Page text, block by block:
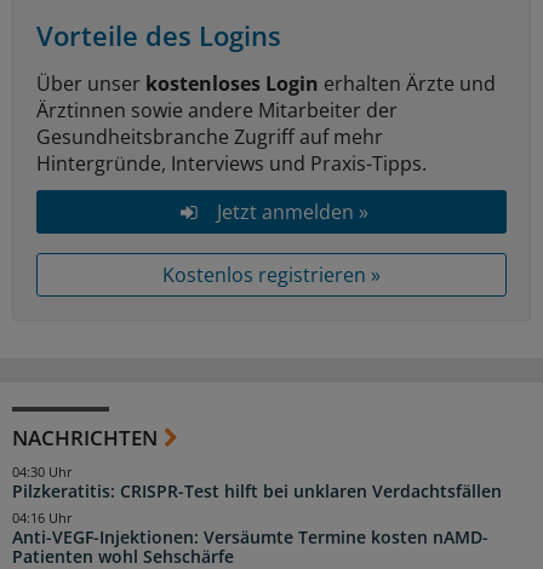
Vorteile des Logins
Über unser kostenloses Login erhalten Ärzte und
Ärztinnen sowie andere Mitarbeiter der
Gesundheitsbranche Zugriff auf mehr
Hintergründe, Interviews und Praxis-Tipps.
Jetzt anmelden »
Kostenlos registrieren »
NACHRICHTEN
Pilzkeratitis: CRISPR-Test hilft bei unklaren Verdachtsfällen
04:30 Uhr
Anti-VEGF-Injektionen: Versäumte Termine kosten nAMD-
Patienten wohl Sehschärfe
04:16 Uhr